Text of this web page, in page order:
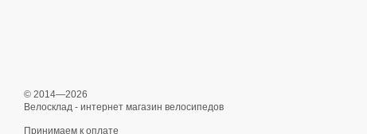
© 2014—2026
Велосклад - интернет магазин велосипедов
Принимаем к оплате